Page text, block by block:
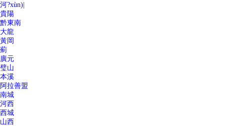
河?xùn)|
貴陽
黔東南
大龍
黃岡
薊
廣元
璧山
本溪
阿拉善盟
南城
河西
西城
山西